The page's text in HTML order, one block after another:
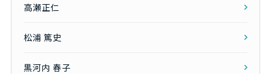
高瀬正仁
松浦 篤史
黒河内 春子